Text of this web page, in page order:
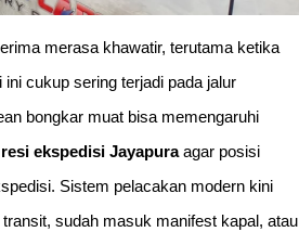
merasa khawatir, terutama ketika
cukup sering terjadi pada jalur
bongkar muat bisa memengaruhi
ekspedisi Jayapuraagar posisi
Sistem pelacakan modern kini
sudah masuk manifest kapal, atau